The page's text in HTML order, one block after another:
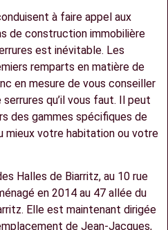
à faire appel aux
de construction immobilière
est inévitable. Les
remparts en matière de
en mesure de vous conseiller
qu’il vous faut. Il peut
des gammes spécifiques de
mieux votre habitation ou votre
Halles de Biarritz, au 10 rue
en 2014 au 47 allée du
Elle est maintenant dirigée
de Jean-Jacques,